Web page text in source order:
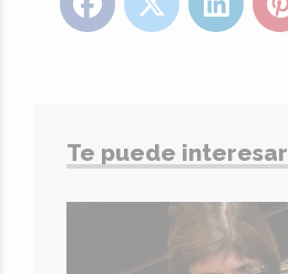
Te puede interesar